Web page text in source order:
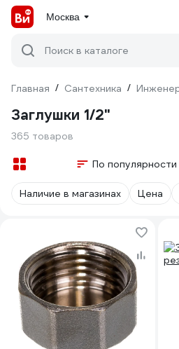
Москва
Поиск в каталоге
Главная / Сантехника /
Заглушки 1/2"
365 товаров
По популярности
Наличие в магазинах Цена